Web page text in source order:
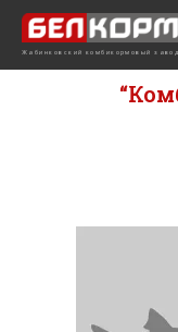
Жабинковский комбикормовый завод